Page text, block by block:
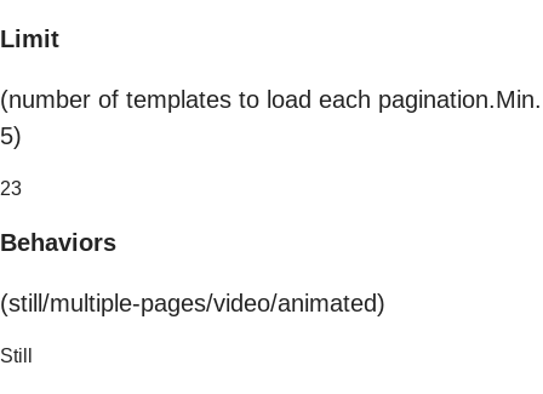
Limit
(number of templates to load each pagination.Min.
5)
23
Behaviors
(still/multiple-pages/video/animated)
Still